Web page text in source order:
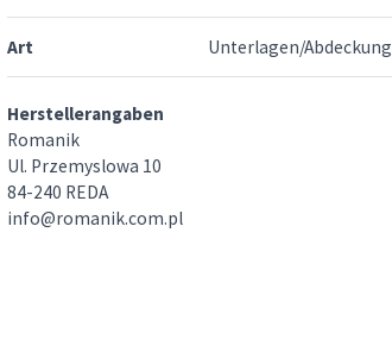
Art Unterlagen/Abdeckung
Herstellerangaben
Romanik
Ul. Przemyslowa 10
84-240 REDA
info@romanik.com.pl